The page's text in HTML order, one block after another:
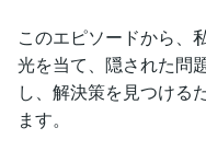
このエピソードから、
光を当て、隠された問
し、解決策を見つける
ます。